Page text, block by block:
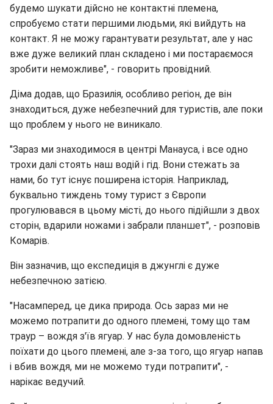
будемо шукати дійсно не контактні племена,
спробуємо стати першими людьми, які вийдуть на
контакт. Я не можу гарантувати результат, але у нас
вже дуже великий план складено і ми постараємося
зробити неможливе", - говорить провідний.
Діма додав, що Бразилія, особливо регіон, де він
знаходиться, дуже небезпечний для туристів, але поки
що проблем у нього не виникало.
"Зараз ми знаходимося в центрі Манауса, і все одно
трохи далі стоять наш водій і гід. Вони стежать за
нами, бо тут існує поширена історія. Наприклад,
буквально тиждень тому турист з Європи
прогулювався в цьому місті, до нього підійшли з двох
сторін, вдарили ножами і забрали планшет", - розповів
Комарів.
Він зазначив, що експедиція в джунглі є дуже
небезпечною затією.
"Насамперед, це дика природа. Ось зараз ми не
можемо потрапити до одного племені, тому що там
траур – вождя з'їв ягуар. У нас була домовленість
поїхати до цього племені, але з-за того, що ягуар напав
і вбив вождя, ми не можемо туди потрапити", -
нарікає ведучий.